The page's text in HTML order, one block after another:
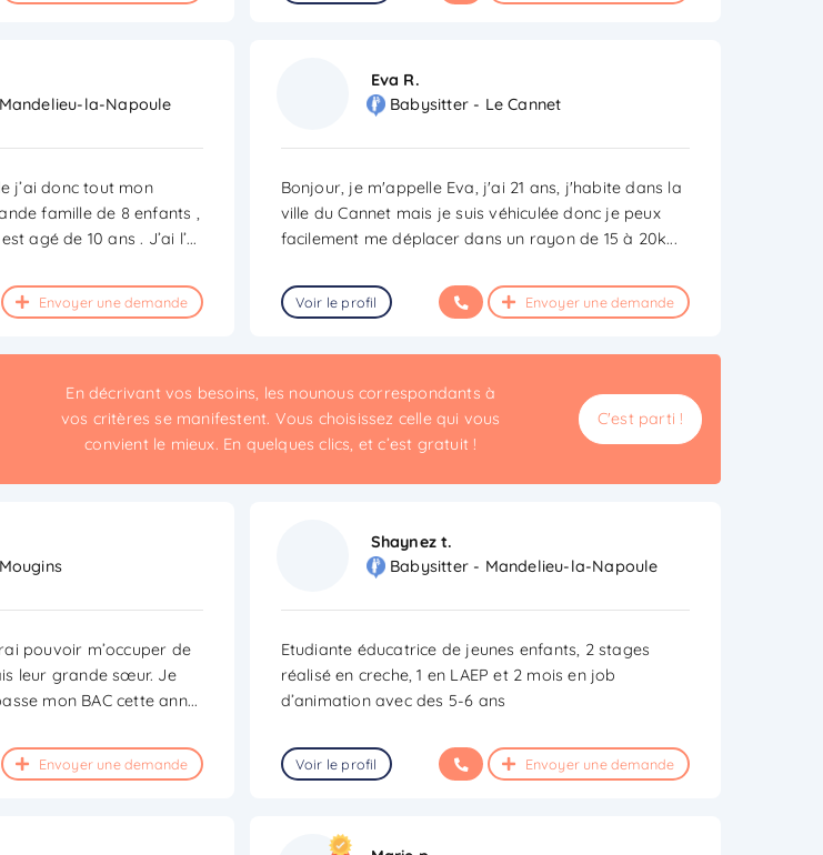
la-Napoule
j’ai donc tout mon
famille de 8 enfants ,
agé de 10 ans . J’ai l’...
Envoyer une demande
Eva R.
Babysitter - Le Cannet
Bonjour, je m'appelle Eva, j'ai 21 ans, j'habite dans la
ville du Cannet mais je suis véhiculée donc je peux
facilement me déplacer dans un rayon de 15 à 20k...
Voir le profil Envoyer une demande
En décrivant vos besoins, les nounous correspondants à
vos critères se manifestent. Vous choisissez celle qui vous
convient le mieux. En quelques clics, et c’est gratuit !
C'est parti !
pouvoir m’occuper de
leur grande sœur. Je
mon BAC cette ann...
Envoyer une demande
Shaynez t.
Babysitter - Mandelieu-la-Napoule
Etudiante éducatrice de jeunes enfants, 2 stages
réalisé en creche, 1 en LAEP et 2 mois en job
d’animation avec des 5-6 ans
Voir le profil Envoyer une demande